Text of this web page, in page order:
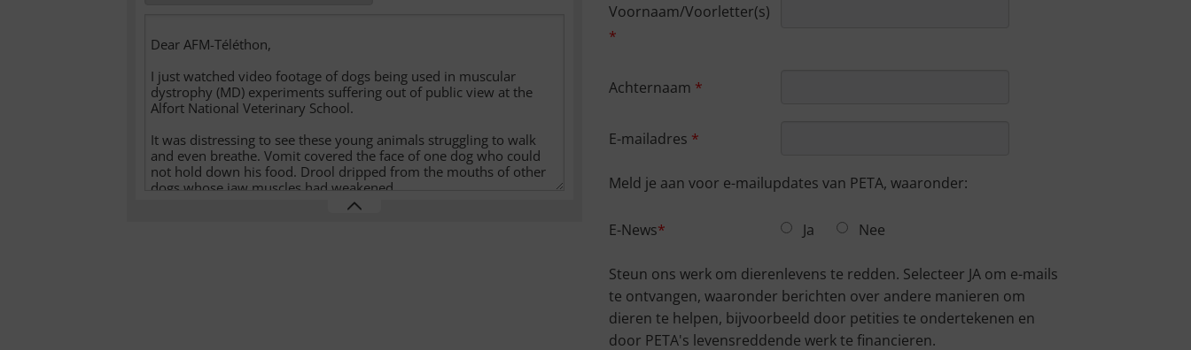
Voornaam/Voorletter(s)
Achternaam
E-mailadres
Meld je aan voor e-mailupdates van PETA, waaronder:
E-News Ja Nee
Steun ons werk om dierenlevens te redden. Selecteer JA om e-mails
te ontvangen, waaronder berichten over andere manieren om
dieren te helpen, bijvoorbeeld door petities te ondertekenen en
door PETA's levensreddende werk te financieren.